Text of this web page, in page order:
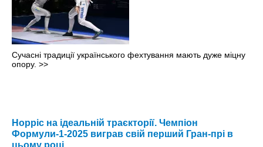
Сучасні традиції українського фехтування мають дуже міцну
опору. >>
Норріс на ідеальній траєкторії. Чемпіон
Формули-1-2025 виграв свій перший Гран-прі в